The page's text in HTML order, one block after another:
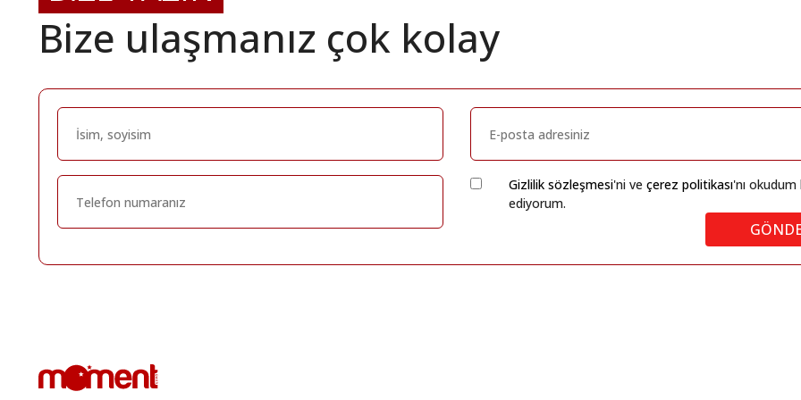
Bize ulaşmanız çok kolay
Gizlilik sözleşmesi'ni ve çerez politikası'nı okudum
ediyorum.